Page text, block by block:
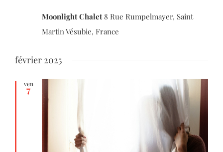
Moonlight Chalet 8 Rue Rumpelmayer, Saint
Martin Vésubie, France
février 2025
ven
7